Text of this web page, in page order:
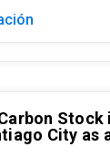
Stock
City as